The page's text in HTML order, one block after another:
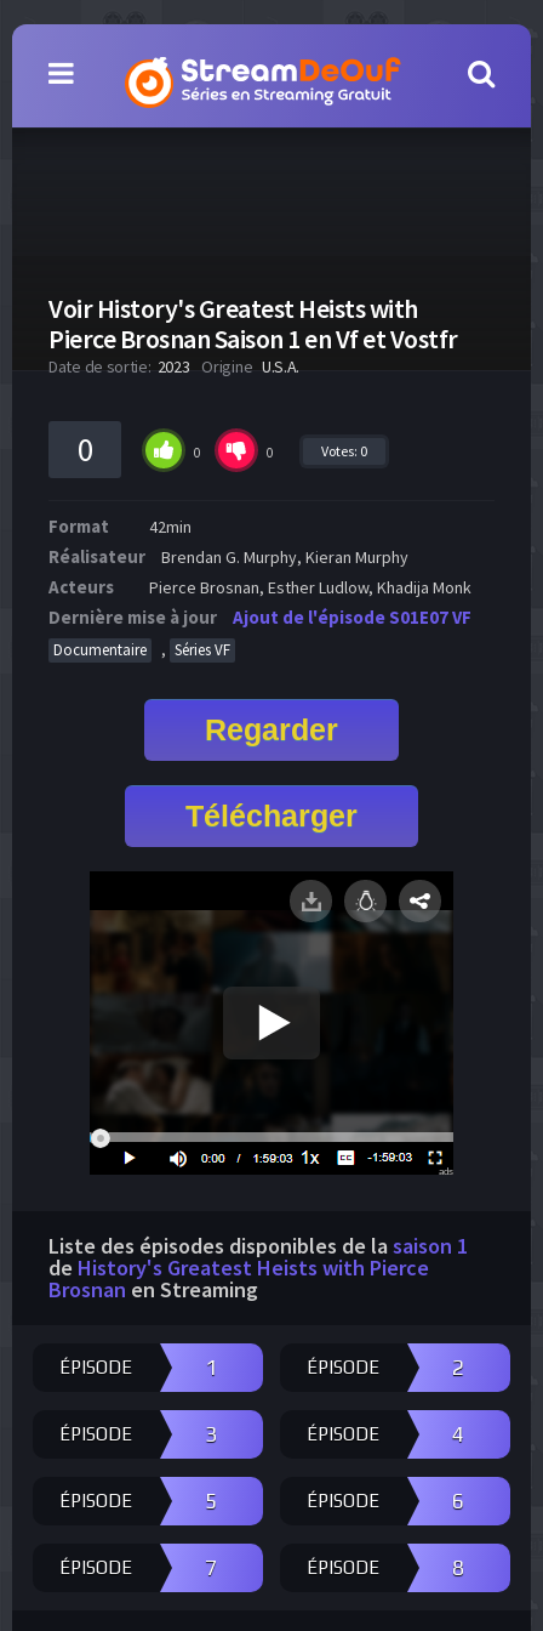
Voir History's Greatest Heists with
Pierce Brosnan Saison 1 en Vf et Vostfr
Date de sortie: 2023 Origine U.S.A.
0 0 0 Votes: 0
Format 42min
Réalisateur Brendan G. Murphy, Kieran Murphy
Acteurs Pierce Brosnan, Esther Ludlow, Khadija Monk
Dernière mise à jour Ajout de l'épisode S01E07 VF
Documentaire , Séries VF
Regarder
Télécharger
ads
Liste des épisodes disponibles de lasaison 1
de History's Greatest Heists with Pierce
Brosnan en Streaming
ÉPISODE 1 ÉPISODE 2
ÉPISODE 3 ÉPISODE 4
ÉPISODE 5 ÉPISODE 6
ÉPISODE 7 ÉPISODE 8